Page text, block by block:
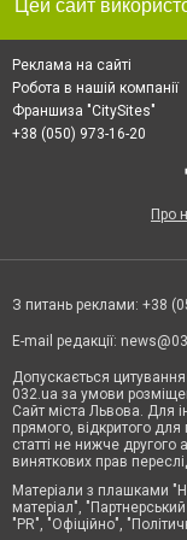
Реклама на сайті
Робота в нашій компанії
Франшиза "CitySites"
+38 (050) 973-16-20
Про
З питань реклами: +38
E-mail редакції:
Допускається
032.ua за умови
Сайт міста Львова. Для
прямого, відкритого
статті не нижче другого
виняткових прав
Матеріали з плашками
матеріал",
"PR", "Офіційно",